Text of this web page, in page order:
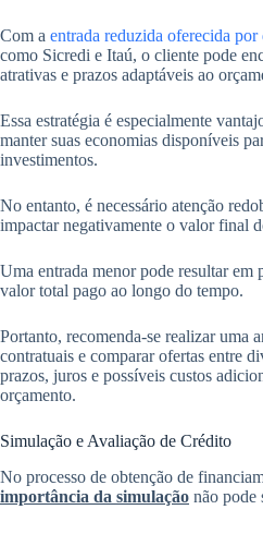
Com a entrada reduzida oferecida
como Sicredi e Itaú, o cliente pode
atrativas e prazos adaptáveis ao
Essa estratégia é especialmente
manter suas economias disponíveis
investimentos.
No entanto, é necessário atenção
impactar negativamente o valor final
Uma entrada menor pode resultar em
valor total pago ao longo do tempo.
Portanto, recomenda-se realizar uma
contratuais e comparar ofertas entre
prazos, juros e possíveis custos
orçamento.
Simulação e Avaliação de Crédito
No processo de obtenção de
importância da simulação não pode